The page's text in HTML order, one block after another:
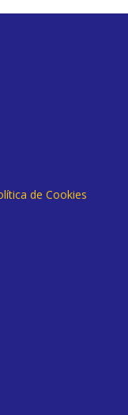
de Cookies